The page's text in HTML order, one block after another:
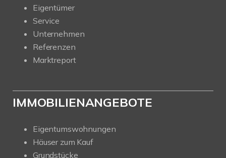
Eigentümer
Service
Unternehmen
Referenzen
Marktreport
IMMOBILIENANGEBOTE
Eigentumswohnungen
Häuser zum Kauf
Grundstücke